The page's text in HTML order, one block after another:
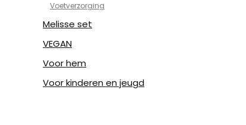
Voetverzorging
Melisse set
VEGAN
Voor hem
Voor kinderen en jeugd